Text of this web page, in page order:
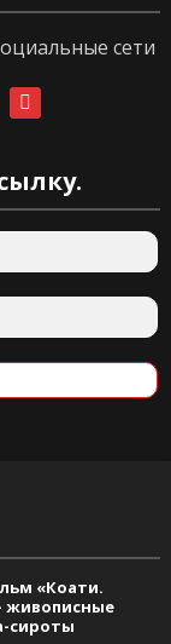
сети
vkontakte
«Коати.
живописные
сироты